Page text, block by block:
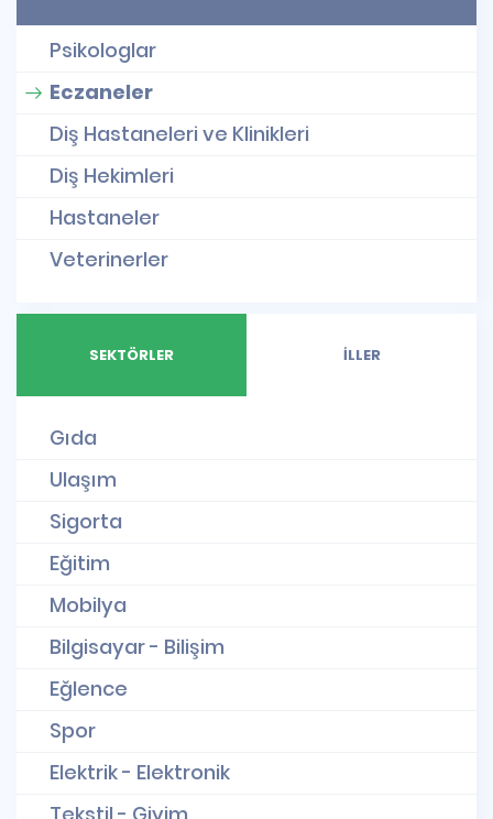
Psikologlar
Eczaneler
Diş Hastaneleri ve Klinikleri
Diş Hekimleri
Hastaneler
Veterinerler
SEKTÖRLER İLLER
Gıda
Ulaşım
Sigorta
Eğitim
Mobilya
Bilgisayar - Bilişim
Eğlence
Spor
Elektrik - Elektronik